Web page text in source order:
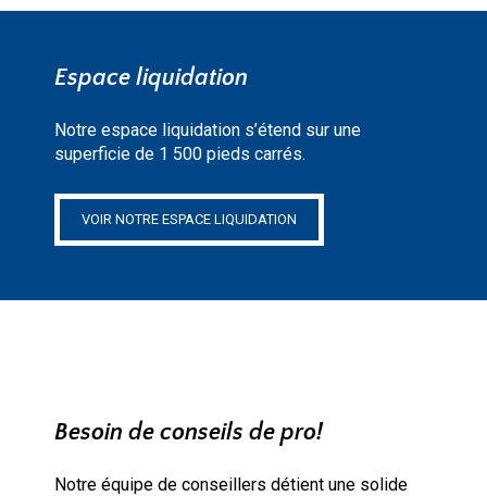
Espace liquidation
Notre espace liquidation s’étend sur une
superficie de 1 500 pieds carrés.
VOIR NOTRE ESPACE LIQUIDATION
Besoin de conseils de pro!
Notre équipe de conseillers détient une solide